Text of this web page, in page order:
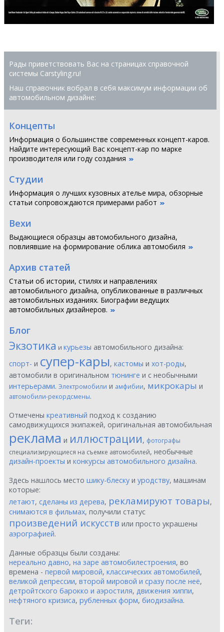
Рады приветствовать Вас на страницах справочной
системы Сarstyling.ru!
Наш справочник вобрал в себя максимум информации об
автомобильном дизайне:
Концепты
Информация о большинстве современных концепт-каров.
Найдите интересующий Вас концепт-кар по марке
производителя или году создания
Студии
Информация о лучших кузовных ателье мира, обзорные
статьи сопровождаются примерами работ
Вехи
Выдающиеся образцы автомобильного дизайна,
повлиявшие на формирование облика автомобиля
Архив статей
Статьи об истории, стилях и направлениях
автомобильного дизайна, опубликованные в различных
автомобильных изданиях. Биографии ведущих
автомобильных дизайнеров.
Блог
Экзотика и курьезы автомобильного дизайна:
спорт- и супер-кары, кастомы и хот-роды,
автомобили в оригинальном тюнинге и с необычными
интерьерами. Электромобили и амфибии, микрокары и
автомобили-рекордсмены.
Отмечены креативный подход к созданию
самодвижущихся экипажей, оригинальная автомобильная
реклама и иллюстрации, фотографы
специализирующиеся на съемке автомобилей, необычные
дизайн-проекты и конкурсы автомобильного дизайна.
Здесь нашлось место шику-блеску и уродству, машинам
которые:
летают, сделаны из дерева, рекламируют товары,
снимаются в фильмах, получили статус
произведений искусств или просто украшены
аэрографией.
Данные образцы были созданы:
нереально давно, на заре автомобилестроения, во
времена - первой мировой, классических автомобилей,
великой депрессии, второй мировой и сразу после неё,
детройтского барокко и аэростиля, движения хиппи,
нефтяного кризиса, рубленных форм, биодизайна.
Теги: